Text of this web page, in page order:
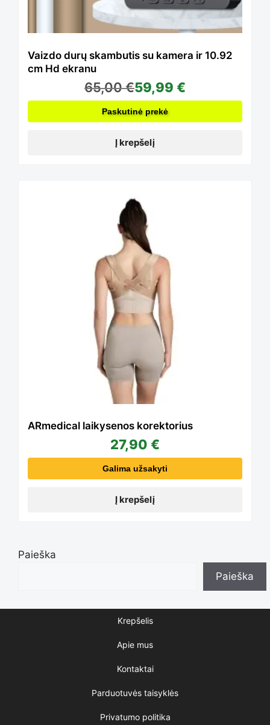
Vaizdo durų skambutis su kamera ir 10.92
cm Hd ekranu
65,00€59,99 €
Paskutinė prekė
Į krepšelį
ARmedical laikysenos korektorius
27,90 €
Galima užsakyti
Į krepšelį
Paieška
Paieška
Krepšelis
Apie mus
Kontaktai
Parduotuvės taisyklės
Privatumo politika